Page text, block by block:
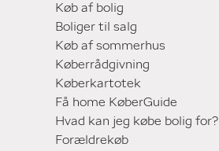
Køb af bolig
Boliger til salg
Køb af sommerhus
Køberrådgivning
Køberkartotek
Få home KøberGuide
Hvad kan jeg købe bolig for?
Forældrekøb